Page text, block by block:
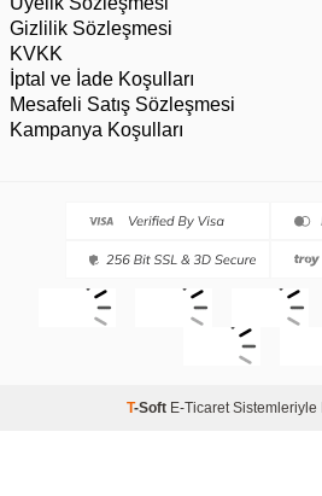
Gizlilik Sözleşmesi
KVKK
İptal ve İade Koşulları
Mesafeli Satış Sözleşmesi
Kampanya Koşulları
T-Soft E-Ticaret Sistemleriyle